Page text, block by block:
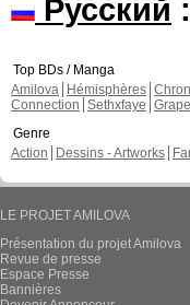
Русский
Top BDs / Manga
Amilova
Hémisphères
Connection Sethxfaye
Genre
Action
Dessins - Artworks
LE PROJET AMILOVA
Présentation du projet Amilova
Revue de presse
Espace Presse
Bannières